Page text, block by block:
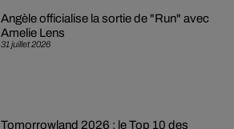
31 juillet 2026
Angèle officialise la sortie de "Run" avec
Amelie Lens
Tomorrowland 2026 : le Top 10 des